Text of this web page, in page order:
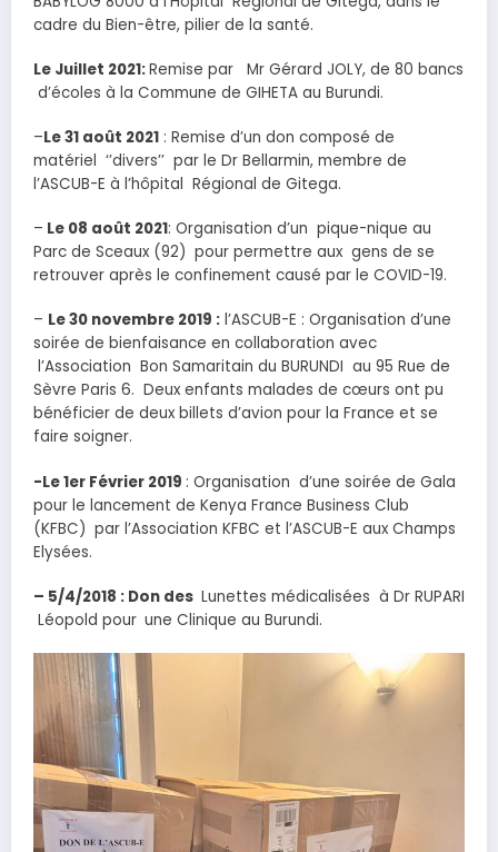
cadre du Bien-être, pilier de la santé.
Le Juillet 2021:Remise par Mr Gérard JOLY, de 80 bancs
d’écoles à la Commune de GIHETA au Burundi.
–Le 31 août 2021 : Remise d’un don composé de
matériel ‘’divers’’ par le Dr Bellarmin, membre de
l’ASCUB-E à l’hôpital Régional de Gitega.
– Le 08 août 2021: Organisation d’un pique-nique au
Parc de Sceaux (92) pour permettre aux gens de se
retrouver après le confinement causé par le COVID-19.
– Le 30 novembre 2019 : l’ASCUB-E : Organisation d’une
soirée de bienfaisance en collaboration avec
l’Association Bon Samaritain du BURUNDI au 95 Rue de
Sèvre Paris 6. Deux enfants malades de cœurs ont pu
bénéficier de deux billets d’avion pour la France et se
faire soigner.
-Le 1er Février 2019 : Organisation d’une soirée de Gala
pour le lancement de Kenya France Business Club
(KFBC) par l’Association KFBC et l’ASCUB-E aux Champs
Elysées.
– 5/4/2018 : Don des Lunettes médicalisées à Dr RUPARI
Léopold pour une Clinique au Burundi.